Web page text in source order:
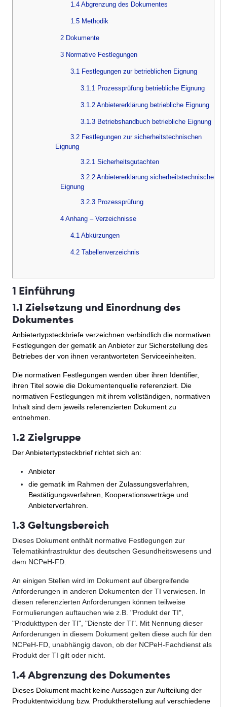
1.4 Abgrenzung des Dokumentes
1.5 Methodik
2 Dokumente
3 Normative Festlegungen
3.1 Festlegungen zur betrieblichen Eignung
3.1.1 Prozessprüfung betriebliche Eignung
3.1.2 Anbietererklärung betriebliche Eignung
3.1.3 Betriebshandbuch betriebliche Eignung
3.2 Festlegungen zur sicherheitstechnischen
Eignung
3.2.1 Sicherheitsgutachten
3.2.2 Anbietererklärung sicherheitstechnische
Eignung
3.2.3 Prozessprüfung
4 Anhang – Verzeichnisse
4.1 Abkürzungen
4.2 Tabellenverzeichnis
1 Einführung
1.1 Zielsetzung und Einordnung des
Dokumentes
Anbietertypsteckbriefe verzeichnen verbindlich die normativen
Festlegungen der gematik an Anbieter zur Sicherstellung des
Betriebes der von ihnen verantworteten Serviceeinheiten.
Die normativen Festlegungen werden über ihren Identifier,
ihren Titel sowie die Dokumentenquelle referenziert. Die
normativen Festlegungen mit ihrem vollständigen, normativen
Inhalt sind dem jeweils referenzierten Dokument zu
entnehmen.
1.2 Zielgruppe
Der Anbietertypsteckbrief richtet sich an:
Anbieter
die gematik im Rahmen der Zulassungsverfahren,
Bestätigungsverfahren, Kooperationsverträge und
Anbieterverfahren.
1.3 Geltungsbereich
Dieses Dokument enthält normative Festlegungen zur
Telematikinfrastruktur des deutschen Gesundheitswesens und
dem NCPeH-FD.
An einigen Stellen wird im Dokument auf übergreifende
Anforderungen in anderen Dokumenten der TI verwiesen. In
diesen referenzierten Anforderungen können teilweise
Formulierungen auftauchen wie z.B. "Produkt der TI",
"Produkttypen der TI", "Dienste der TI". Mit Nennung dieser
Anforderungen in diesem Dokument gelten diese auch für den
NCPeH-FD, unabhängig davon, ob der NCPeH-Fachdienst als
Produkt der TI gilt oder nicht.
1.4 Abgrenzung des Dokumentes
Dieses Dokument macht keine Aussagen zur Aufteilung der
Produktentwicklung bzw. Produktherstellung auf verschiedene